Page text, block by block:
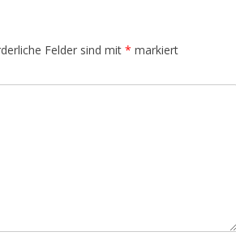
Felder sind mit * markiert